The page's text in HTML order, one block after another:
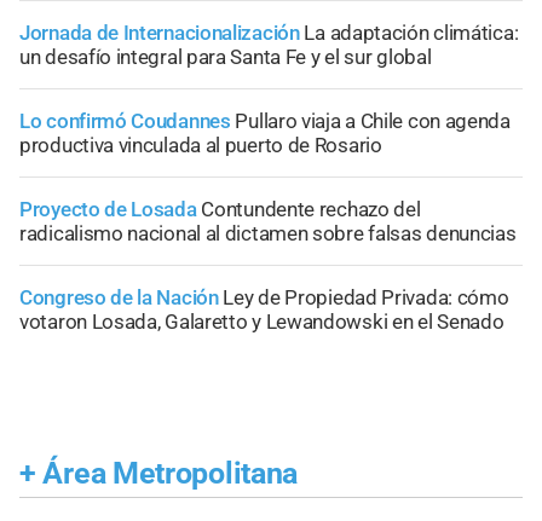
Jornada de Internacionalización La adaptación climática:
un desafío integral para Santa Fe y el sur global
Lo confirmó Coudannes Pullaro viaja a Chile con agenda
productiva vinculada al puerto de Rosario
Proyecto de Losada Contundente rechazo del
radicalismo nacional al dictamen sobre falsas denuncias
Congreso de la Nación Ley de Propiedad Privada: cómo
votaron Losada, Galaretto y Lewandowski en el Senado
+ Área Metropolitana